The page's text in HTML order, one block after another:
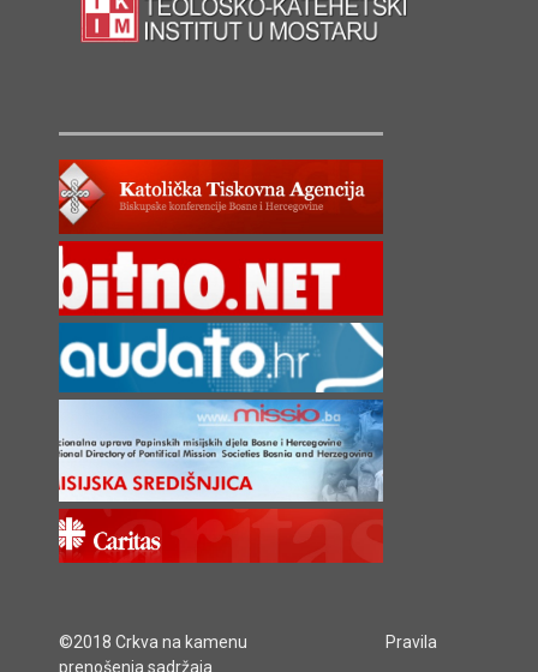
©2018 Crkva na kamenu
Pravila
prenošenja sadržaja